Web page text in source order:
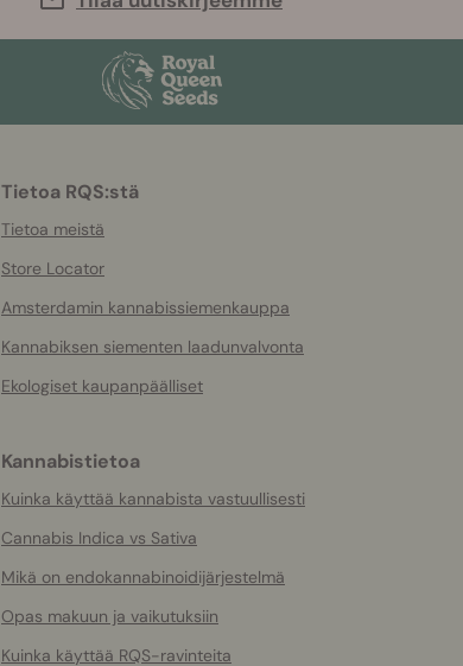
Tietoa RQS:stä
Tietoa meistä
Store Locator
Amsterdamin kannabissiemenkauppa
Kannabiksen siementen laadunvalvonta
Ekologiset kaupanpäälliset
Kannabistietoa
Kuinka käyttää kannabista vastuullisesti
Cannabis Indica vs Sativa
Mikä on endokannabinoidijärjestelmä
Opas makuun ja vaikutuksiin
Kuinka käyttää RQS-ravinteita